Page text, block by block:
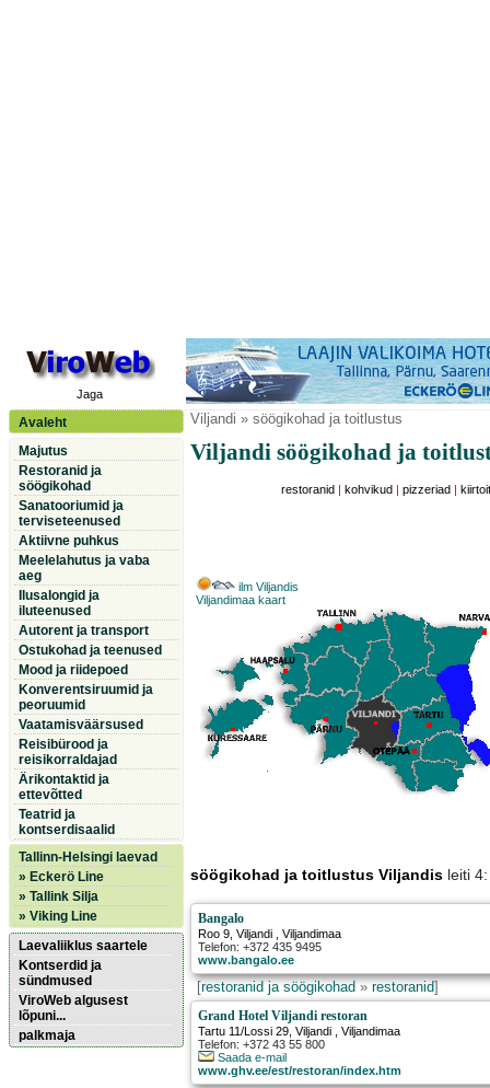
Jaga
Avaleht
Majutus
Restoranid ja
söögikohad
Sanatooriumid ja
terviseteenused
Aktiivne puhkus
Meelelahutus ja vaba
aeg
Ilusalongid ja
iluteenused
Autorent ja transport
Ostukohad ja teenused
Mood ja riidepoed
Konverentsiruumid ja
peoruumid
Vaatamisväärsused
Reisibürood ja
reisikorraldajad
Ärikontaktid ja
ettevõtted
Teatrid ja
kontserdisaalid
Tallinn-Helsingi laevad
» Eckerö Line
» Tallink Silja
» Viking Line
Laevaliiklus saartele
Kontserdid ja
sündmused
ViroWeb algusest
lõpuni...
palkmaja
Viljandi » söögikohad ja toitlustus
Viljandi söögikohad ja
restoranid kohvikud pizzeriad kiirtoit
ilm Viljandis
Viljandimaa kaart
söögikohad ja toitlustus Viljandis leiti
Bangalo
Roo 9 ,Viljandi , Viljandimaa
Telefon: +372 435 9495
www.bangalo.ee
[restoranid ja söögikohad»restoranid]
Grand Hotel Viljandi restoran
Tartu 11/Lossi 29 ,Viljandi , Viljandimaa
Telefon: +372 43 55 800
Saada e-mail
www.ghv.ee/est/restoran/index.htm